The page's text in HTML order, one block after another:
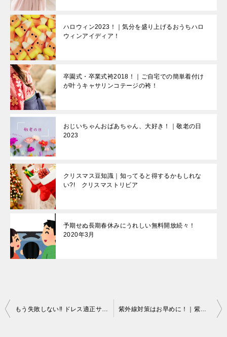
ハロウィン2023！｜気分を盛り上げるおうちハロ
ウィンアイディア！
卒園式・卒業式袴2018！｜ご自宅での簡単着付け
が叶うキャサリンコテージの袴！
おじいちゃんおばあちゃん、大好き！｜敬老の日
2023
クリスマス豆知識｜知ってると得するかもしれな
い?! クリスマストリビア
予期せぬ長期春休みにうれしい無料開放続々！
2020年3月
投